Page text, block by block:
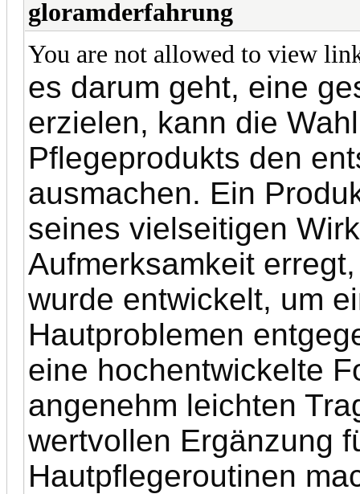
gloramderfahrung
You are not allowed to view
es darum geht, eine
erzielen, kann die
Pflegeprodukts den
ausmachen. Ein
seines vielseitigen
Aufmerksamkeit
wurde entwickelt, um
Hautproblemen
eine hochentwickelte
angenehm leichten
wertvollen Ergänzung
Hautpflegeroutinen